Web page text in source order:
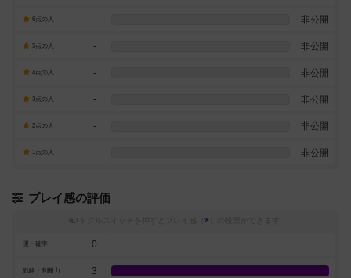
6点の人 - 非公開
5点の人 - 非公開
4点の人 - 非公開
3点の人 - 非公開
2点の人 - 非公開
1点の人 - 非公開
プレイ感の評価
※
運・確率 0
戦略・判断力 3